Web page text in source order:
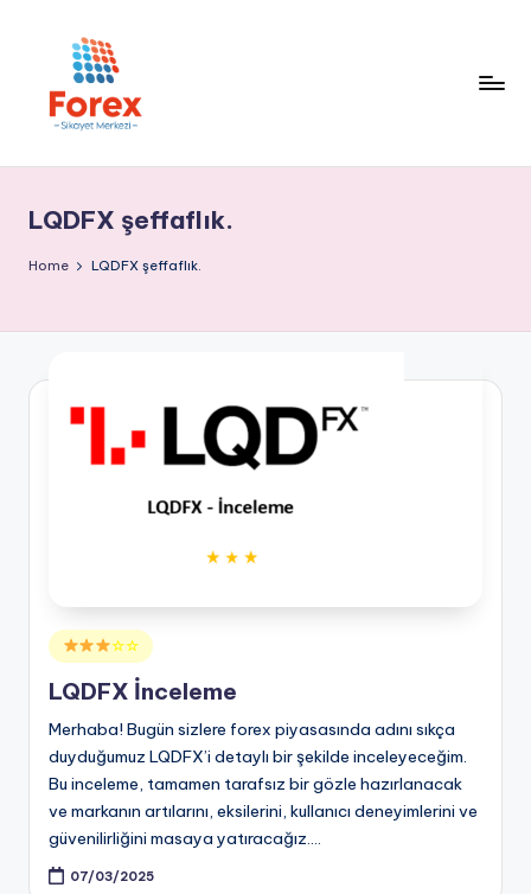
LQDFX şeffaflık.
Home LQDFX şeffaflık.
Posted
in
☆☆
LQDFX İnceleme
Merhaba! Bugün sizlere forex piyasasında adını sıkça
duyduğumuz LQDFX’i detaylı bir şekilde inceleyeceğim.
Bu inceleme, tamamen tarafsız bir gözle hazırlanacak
ve markanın artılarını, eksilerini, kullanıcı deneyimlerini ve
güvenilirliğini masaya yatıracağız.…
07/03/2025